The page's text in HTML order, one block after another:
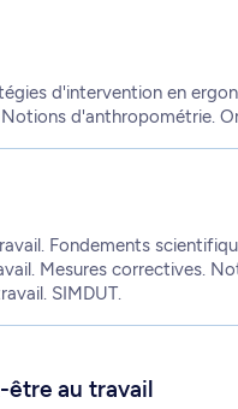
d'intervention en
d'anthropométrie.
Fondements
Mesures correctives.
SIMDUT.
être au travail